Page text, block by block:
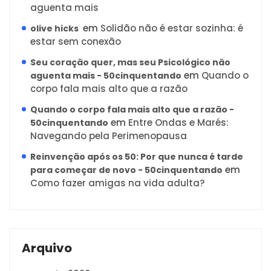
aguenta mais
olive hicks em Solidão não é estar sozinha: é
estar sem conexão
Seu coração quer, mas seu Psicológico não
aguenta mais - 50cinquentando em Quando o
corpo fala mais alto que a razão
Quando o corpo fala mais alto que a razão -
50cinquentando em Entre Ondas e Marés:
Navegando pela Perimenopausa
Reinvenção após os 50: Por que nunca é tarde
para começar de novo - 50cinquentando em
Como fazer amigas na vida adulta?
Arquivo